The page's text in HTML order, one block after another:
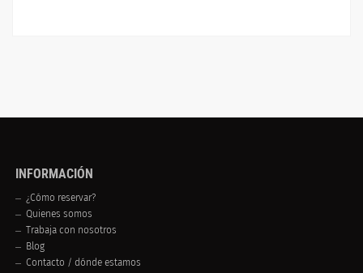
INFORMACIÓN
¿Cómo reservar?
Quienes somos
Trabaja con nosotros
Blog
Contacto / dónde estamos